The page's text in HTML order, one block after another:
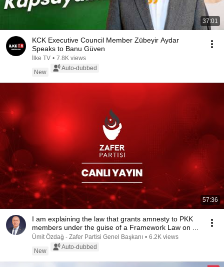
37:01
KCK Executive Council Member Zübeyir Aydar
Speaks to Banu Güven
İlke TV • 7.8K views
New
Auto-dubbed
57:36
I am explaining the law that grants amnesty to PKK
members under the guise of a Framework Law on ...
Ümit Özdağ - Zafer Partisi Genel Başkanı • 6.2K views
New
Auto-dubbed